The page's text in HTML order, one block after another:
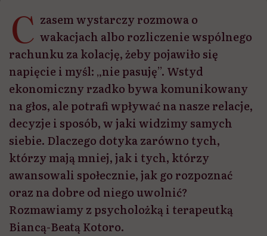
C zasem wystarczy rozmowa o
wakacjach albo rozliczenie wspólnego
rachunku za kolację, żeby pojawiło się
napięcie i myśl: „nie pasuję”. Wstyd
ekonomiczny rzadko bywa komunikowany
na głos, ale potrafi wpływać na nasze relacje,
decyzje i sposób, w jaki widzimy samych
siebie. Dlaczego dotyka zarówno tych,
którzy mają mniej, jak i tych, którzy
awansowali społecznie, jak go rozpoznać
oraz na dobre od niego uwolnić?
Rozmawiamy z psycholożką i terapeutką
Biancą-Beatą Kotoro.